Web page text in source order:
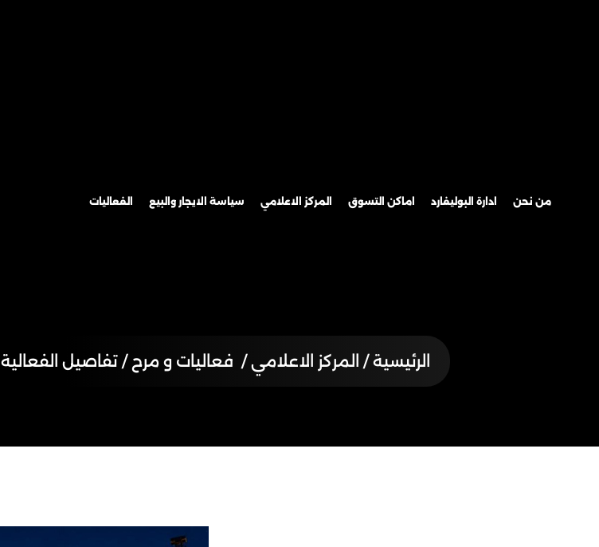
من نحن ادارة البوليفارد اماكن التسوق المركز الاعلامي سياسة الايجار والبيع الفعاليات
الرئيسية/ المركز الاعلامي / فعاليات و مرح / تفاصيل الفعالية